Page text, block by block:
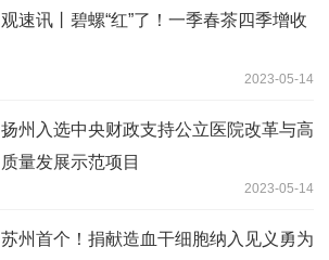
观速讯丨碧螺“红”了！一季春茶四季增收
2023-05-14
扬州入选中央财政支持公立医院改革与高
质量发展示范项目
2023-05-14
苏州首个！捐献造血干细胞纳入见义勇为